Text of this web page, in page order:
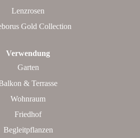
Lenzrosen
Gold Collection
Verwendung
Garten
& Terrasse
Wohnraum
Friedhof
Begleitpflanzen